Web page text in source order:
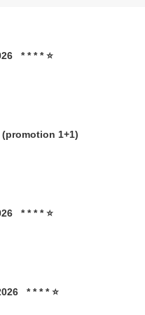
⭐ * * * * QUINTÉ DU 9 AOÛT 2026 * * * * ⭐
(promotion 1+1)
⭐ * * * * QUINTÉ DU 8 AOÛT 2026 * * * * ⭐
⭐ * * * * QUINTÉ DU 7 AOÛT 2026 * * * * ⭐